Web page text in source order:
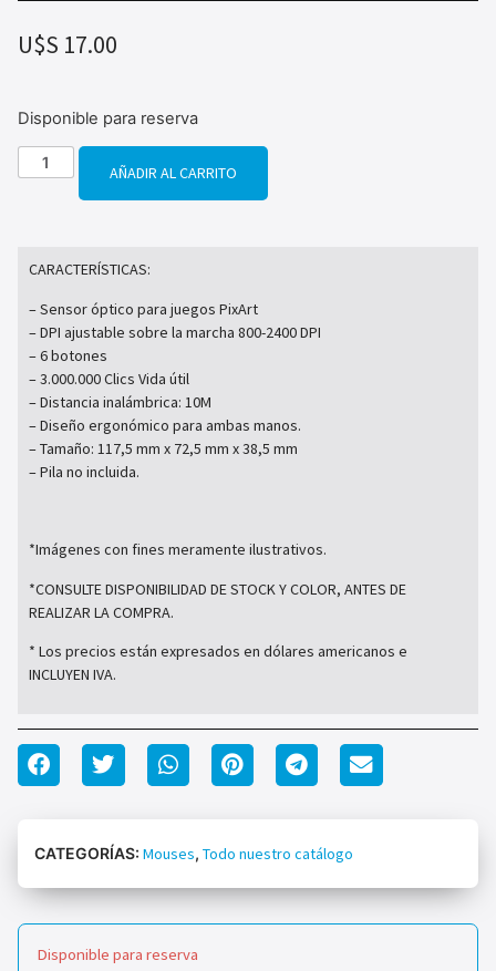
U$S 17.00
Disponible para reserva
AÑADIR AL CARRITO
CARACTERÍSTICAS:
– Sensor óptico para juegos PixArt
– DPI ajustable sobre la marcha 800-2400 DPI
– 6 botones
– 3.000.000 Clics Vida útil
– Distancia inalámbrica: 10M
– Diseño ergonómico para ambas manos.
– Tamaño: 117,5 mm x 72,5 mm x 38,5 mm
– Pila no incluida.
*Imágenes con fines meramente ilustrativos.
*CONSULTE DISPONIBILIDAD DE STOCK Y COLOR, ANTES DE
REALIZAR LA COMPRA.
* Los precios están expresados en dólares americanos e
INCLUYEN IVA.
CATEGORÍAS: Mouses, Todo nuestro catálogo
Disponible para reserva